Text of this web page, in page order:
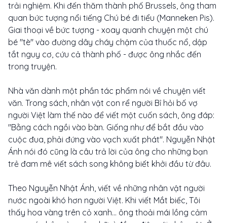
trải nghiệm. Khi đến thăm thành phố Brussels, ông tham
quan bức tượng nổi tiếng Chú bé đi tiểu (Manneken Pis).
Giai thoại về bức tượng - xoay quanh chuyện một chú
bé "tè" vào đường dây cháy chậm của thuốc nổ, dập
tắt nguy cơ, cứu cả thành phố - được ông nhắc đến
trong truyện.
Nhà văn dành một phần tác phẩm nói về chuyện viết
văn. Trong sách, nhân vật con rể người Bỉ hỏi bố vợ
người Việt làm thế nào để viết một cuốn sách, ông đáp:
"Bằng cách ngồi vào bàn. Giống như để bắt đầu vào
cuộc đua, phải đứng vào vạch xuất phát". Nguyễn Nhật
Ánh nói đó cũng là câu trả lời của ông cho những bạn
trẻ đam mê viết sách song không biết khởi đầu từ đâu.
Theo Nguyễn Nhật Ánh, viết về những nhân vật người
nước ngoài khó hơn người Việt. Khi viết Mắt biếc, Tôi
thấy hoa vàng trên cỏ xanh... ông thoải mái lồng cảm